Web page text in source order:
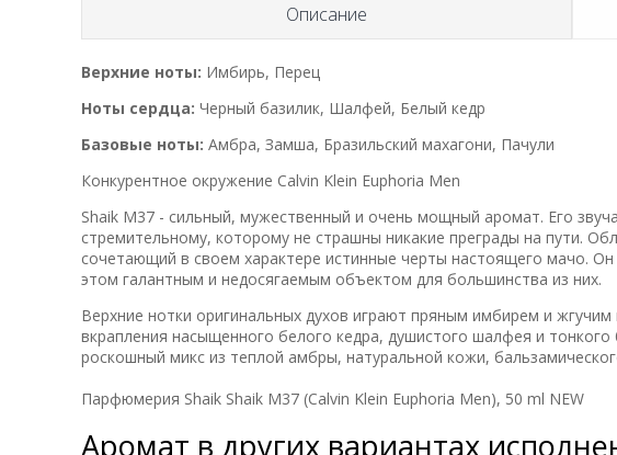
Описание
Верхние ноты: Имбирь, Перец
Ноты сердца: Черный базилик, Шалфей, Белый кедр
Базовые ноты: Амбра, Замша, Бразильский махагони, Пачули
Конкурентное окружение Calvin Klein Euphoria Men
Shaik M37 - сильный, мужественный и очень мощный аромат. Его
стремительному, которому не страшны никакие преграды на пути.
сочетающий в своем характере истинные черты настоящего мачо.
этом галантным и недосягаемым объектом для большинства из них.
Верхние нотки оригинальных духов играют пряным имбирем и
вкрапления насыщенного белого кедра, душистого шалфея и
роскошный микс из теплой амбры, натуральной кожи,
Парфюмерия Shaik Shaik M37 (Calvin Klein Euphoria Men), 50 ml NEW
Аромат в других вариантах